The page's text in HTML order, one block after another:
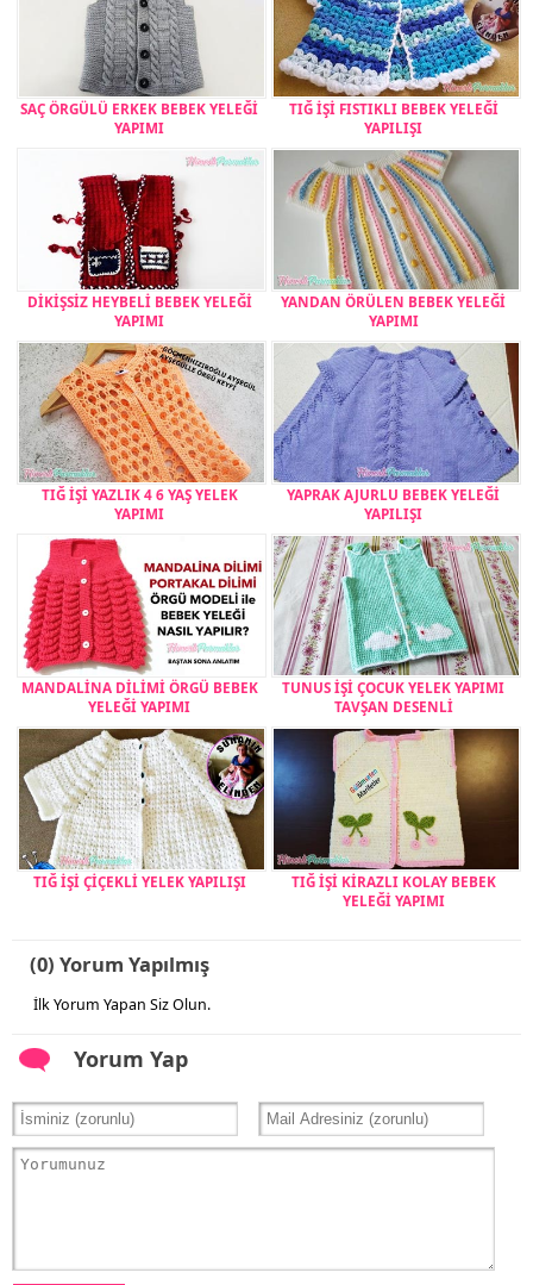
SAÇ ÖRGÜLÜ ERKEK BEBEK YELEĞİ
YAPIMI
TIĞ İŞİ FISTIKLI BEBEK YELEĞİ
YAPILIŞI
DİKİŞSİZ HEYBELİ BEBEK YELEĞİ
YAPIMI
YANDAN ÖRÜLEN BEBEK YELEĞİ
YAPIMI
TIĞ İŞİ YAZLIK 4 6 YAŞ YELEK
YAPIMI
YAPRAK AJURLU BEBEK YELEĞİ
YAPILIŞI
MANDALİNA DİLİMİ ÖRGÜ BEBEK
YELEĞİ YAPIMI
TUNUS İŞİ ÇOCUK YELEK YAPIMI
TAVŞAN DESENLİ
TIĞ İŞİ ÇİÇEKLİ YELEK YAPILIŞI
TIĞ İŞİ KİRAZLI KOLAY BEBEK
YELEĞİ YAPIMI
(0) Yorum Yapılmış
İlk Yorum Yapan Siz Olun.
Yorum Yap